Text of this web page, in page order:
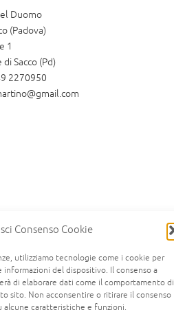
Consenso Cookie
utilizziamo tecnologie come i cookie per
informazioni del dispositivo. Il consenso a
di elaborare dati come il comportamento di
sito. Non acconsentire o ritirare il consenso
caratteristiche e funzioni.
Duomo
(Padova)
1
Sacco (Pd)
2270950
« Un uomo scendeva da Gerusalemme a
scendeva per quella medesima strada e
viaggio, passandogli accanto lo vide e n'ebbe